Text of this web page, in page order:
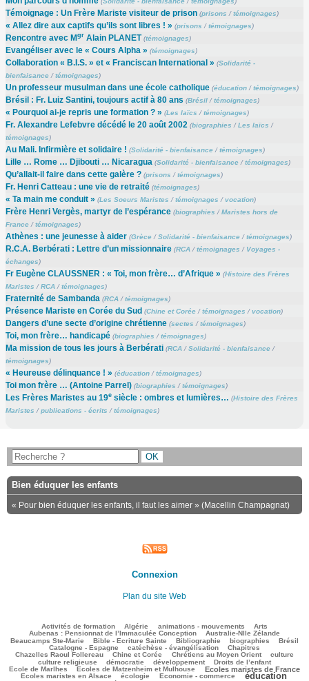
Témoignage : Un Frère Mariste visiteur de prison (prisons /témoignages)
« Allez dire aux captifs qu’ils sont libres ! » (prisons /témoignages)
Rencontre avec MgrAlain PLANET (témoignages)
Evangéliser avec le « Cours Alpha » (témoignages)
Collaboration « B.I.S. » et « Franciscan International » (Solidarité -
bienfaisance/témoignages)
Un professeur musulman dans une école catholique (éducation/témoignages)
Brésil : Fr. Luiz Santini, toujours actif à 80 ans (Brésil/témoignages)
« Pourquoi ai-je repris une formation ? » (Les laïcs /témoignages)
Fr. Alexandre Lefebvre décédé le 20 août 2002 (biographies /Les laïcs /
témoignages)
Au Mali. Infirmière et solidaire ! (Solidarité - bienfaisance/témoignages)
Lille … Rome … Djibouti … Nicaragua (Solidarité - bienfaisance/témoignages)
Qu’allait-il faire dans cette galère ? (prisons /témoignages)
Fr. Henri Catteau : une vie de retraité (témoignages)
« Ta main me conduit » (Les Soeurs Maristes /témoignages /vocation)
Frère Henri Vergès, martyr de l’espérance (biographies /Maristes hors de
France/témoignages)
Athènes : une jeunesse à aider (Grèce/Solidarité - bienfaisance/témoignages)
R.C.A. Berbérati : Lettre d’un missionnaire (RCA/témoignages / Voyages -
échanges)
Fr Eugène CLAUSSNER : « Toi, mon frère… d’Afrique » (Histoire des Frères
Maristes /RCA/témoignages)
Fraternité de Sambanda (RCA/témoignages)
Présence Mariste en Corée du Sud (Chine et Corée/témoignages /vocation)
Dangers d’une secte d’origine chrétienne (sectes /témoignages)
Toi, mon frère… handicapé (biographies /témoignages)
Ma mission de tous les jours à Berbérati (RCA/Solidarité - bienfaisance/
témoignages)
« Heureuse délinquance ! » (éducation/témoignages)
Toi mon frère … (Antoine Parrel) (biographies /témoignages)
Les Frères Maristes au 19esiècle : ombres et lumières… (Histoire des Frères
Maristes /publications - écrits /témoignages)
Bien éduquer les enfants
« Pour bien éduquer les enfants, il faut les aimer » (Macellin Champagnat)
Connexion
Plan du site Web
Activités de formation Algérie animations - mouvements Arts
Aubenas : Pensionnat de l’Immaculée Conception
41/3501 Australie-Nlle Zélande
94/3501
Beaucamps Ste-Marie
748/3501 Bible - Ecriture Sainte
76/3501 Bibliographie
623/3501 biographies
189/3501 Brésil
729/3501
Catalogne - Espagne
catéchèse - évangélisation Chapitres
Chazelles Raoul Follereau
128/3501 Chine et Corée
242/3501 Chrétiens au Moyen Orient
498/3501 culture
36/3501
culture religieuse
démocratie développement Droits de l’enfant
Ecole de Marlhes
168/3501 Ecoles de Matzenheim et Mulhouse
889/3501 Ecoles maristes de France
221/3501
Ecoles maristes en Alsace
554/3501 écologie
151/3501 Economie - commerce
1880/3501 éducation
151/3501